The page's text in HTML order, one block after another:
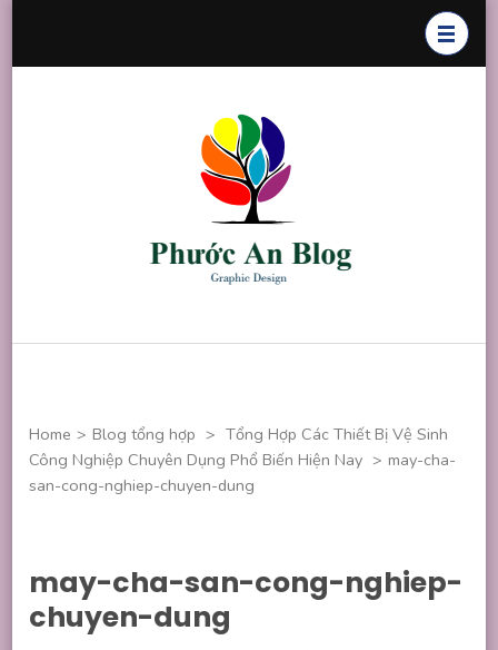
Home > Blog tổng hợp > Tổng Hợp Các Thiết Bị Vệ Sinh
Công Nghiệp Chuyên Dụng Phổ Biến Hiện Nay > may-cha-
san-cong-nghiep-chuyen-dung
may-cha-san-cong-nghiep-
chuyen-dung